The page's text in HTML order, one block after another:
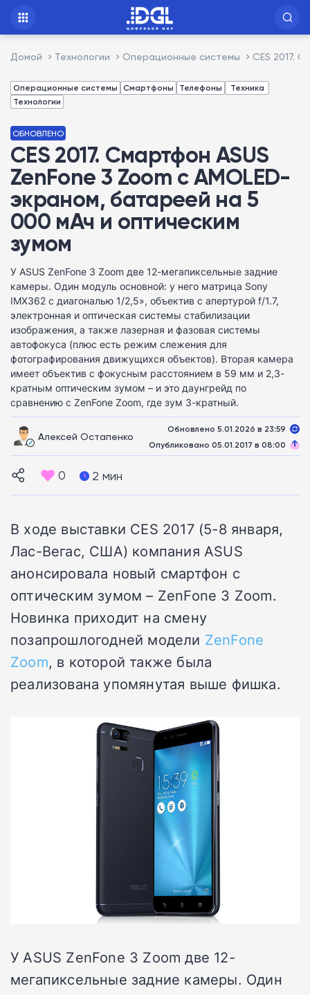
Домой Технологии Операционные системы CES 2017.
Операционные системы Смартфоны Телефоны
Техника
Технологии
ОБНОВЛЕНО
CES 2017. Смартфон ASUS
ZenFone 3 Zoom с AMOLED-
экраном, батареей на 5
000 мАч и оптическим
зумом
У ASUS ZenFone 3 Zoom две 12-мегапиксельные задние
камеры. Один модуль основной: у него матрица Sony
IMX362 с диагональю 1/2,5», объектив с апертурой f/1.7,
электронная и оптическая системы стабилизации
изображения, а также лазерная и фазовая системы
автофокуса (плюс есть режим слежения для
фотографирования движущихся объектов). Вторая камера
имеет объектив с фокусным расстоянием в 59 мм и 2,3-
кратным оптическим зумом – и это даунгрейд по
сравнению с ZenFone Zoom, где зум 3-кратный.
Алексей Остапенко
Обновлено 5.01.2026 в 23:59
Опубликовано 05.01.2017 в 08:00
0 2 мин
В ходе выставки CES 2017 (5-8 января,
Лас-Вегас, США) компания ASUS
анонсировала новый смартфон с
оптическим зумом – ZenFone 3 Zoom.
Новинка приходит на смену
позапрошлогодней модели ZenFone
Zoom, в которой также была
реализована упомянутая выше фишка.
У ASUS ZenFone 3 Zoom две 12-
мегапиксельные задние камеры. Один